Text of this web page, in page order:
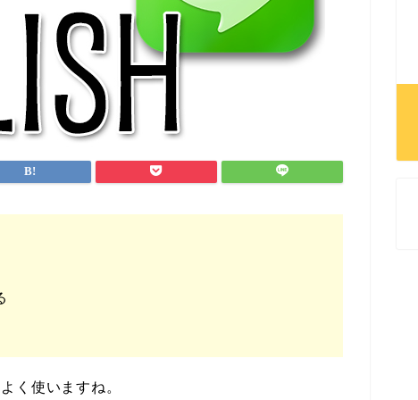
く使いますね。